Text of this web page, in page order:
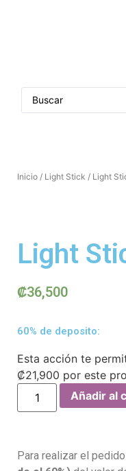
Inicio / Light Stick / Light
Light
₡36,500
60% de deposito:
Esta acción te
₡21,900 por este
Añadir al
Para realizar el